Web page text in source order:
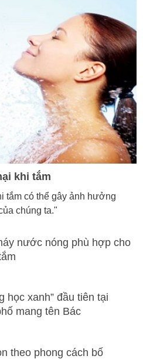
khi tắm
tắm có thể gây ảnh hưởng
chúng ta."
nước nóng phù hợp cho
học xanh” đầu tiên tại
mang tên Bác
theo phong cách bố